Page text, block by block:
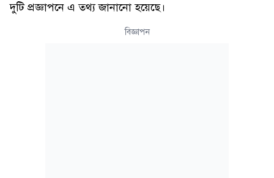
দুটি প্রজ্ঞাপনে এ তথ্য জানানো হয়েছে।
বিজ্ঞাপন